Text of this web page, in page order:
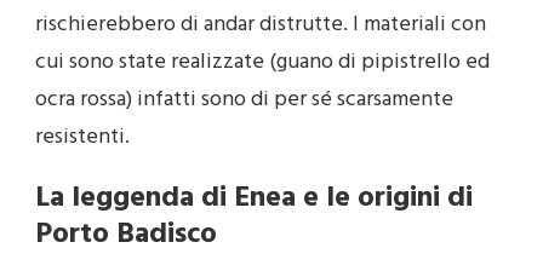
rischierebbero di andar distrutte. I materiali con
cui sono state realizzate (guano di pipistrello ed
ocra rossa) infatti sono di per sé scarsamente
resistenti.
La leggenda di Enea e le origini di
Porto Badisco